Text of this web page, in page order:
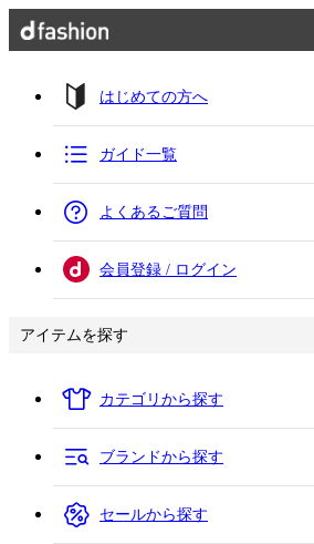
はじめての方へ
ガイド一覧
よくあるご質問
会員登録 / ログイン
アイテムを探す
カテゴリから探す
ブランドから探す
セールから探す